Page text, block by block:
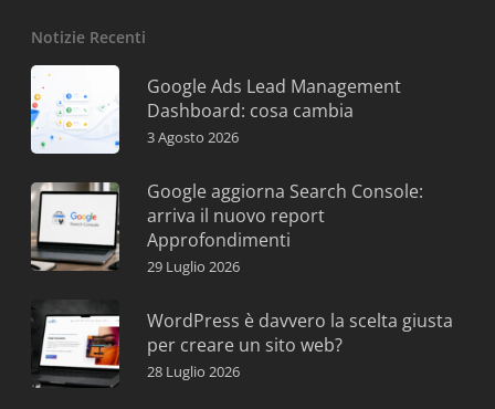
Notizie Recenti
Google Ads Lead Management
Dashboard: cosa cambia
3 Agosto 2026
Google aggiorna Search Console:
arriva il nuovo report
Approfondimenti
29 Luglio 2026
WordPress è davvero la scelta giusta
per creare un sito web?
28 Luglio 2026